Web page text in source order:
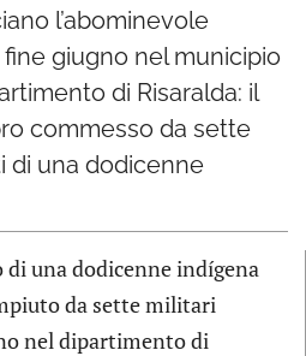
l’abominevole
giugno nel municipio
di Risaralda: il
commesso da sette
di una dodicenne
una dodicenne indígena
da sette militari
nel dipartimento di